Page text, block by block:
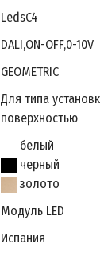
LedsC4
DALI,ON-OFF,0-10V
GEOMETRIC
Для типа
поверхностью
белый
черный
золото
Модуль LED
Испания